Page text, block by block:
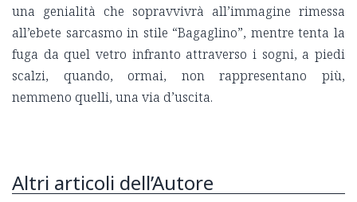
una genialità che sopravvivrà all’immagine rimessa
all’ebete sarcasmo in stile “Bagaglino”, mentre tenta la
fuga da quel vetro infranto attraverso i sogni, a piedi
scalzi, quando, ormai, non rappresentano più,
nemmeno quelli, una via d’uscita.
Altri articoli dell’Autore